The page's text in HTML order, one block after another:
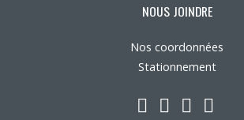
NOUS JOINDRE
Nos coordonnées
Stationnement
LinkedIn
YouTube
Twitter